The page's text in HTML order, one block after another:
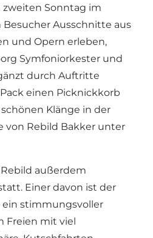
zweiten Sonntag im
Ausschnitte aus
und Opern erleben,
Symfoniorkester und
durch Auftritte
einen Picknickkorb
Klänge in der
von Rebild Bakker unter
außerdem
Einer davon ist der
ein stimmungsvoller
Freien mit viel